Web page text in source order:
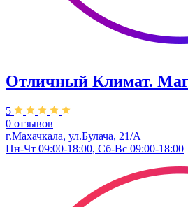
Отличный Климат.
5
0 отзывов
г.Махачкала, ул.Булача, 21/А
Пн-Чт 09:00-18:00, Сб-Вс 09:00-18:00